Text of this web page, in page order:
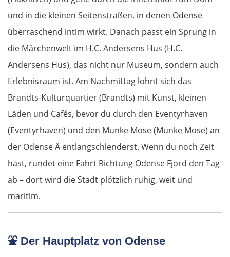
und in die kleinen Seitenstraßen, in denen Odense
überraschend intim wirkt. Danach passt ein Sprung in
die Märchenwelt im H.C. Andersens Hus (H.C.
Andersens Hus), das nicht nur Museum, sondern auch
Erlebnisraum ist. Am Nachmittag lohnt sich das
Brandts-Kulturquartier (Brandts) mit Kunst, kleinen
Läden und Cafés, bevor du durch den Eventyrhaven
(Eventyrhaven) und den Munke Mose (Munke Mose) an
der Odense Å entlangschlenderst. Wenn du noch Zeit
hast, rundet eine Fahrt Richtung Odense Fjord den Tag
ab – dort wird die Stadt plötzlich ruhig, weit und
maritim.
⛲ Der Hauptplatz von Odense